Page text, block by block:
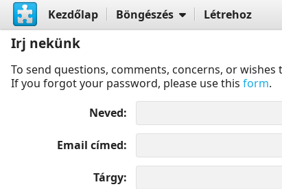
Kezdőlap Böngészés Létrehoz
Irj nekünk
To send questions, comments, concerns, or
If you forgot your password, please use this form.
Neved
Email címed
Tárgy